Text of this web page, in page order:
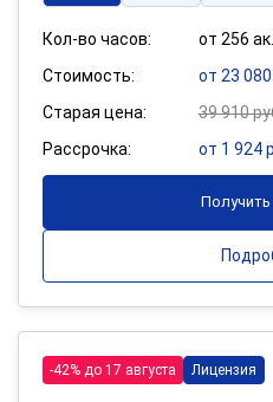
Кол-во часов:
от 256
Стоимость:
от 23 080
Старая цена:
39 910
Рассрочка:
от 1 924
-42% до 17 августа Лицензия